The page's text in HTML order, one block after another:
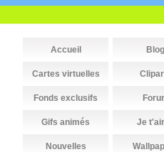
Accueil Blog
Cartes virtuelles
Fonds exclusifs
Gifs animés Je
Nouvelles